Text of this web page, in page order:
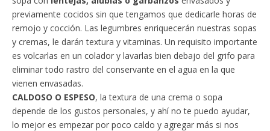
previamente cocidos sin que tengamos que dedicarle horas de
remojo y cocción. Las legumbres enriquecerán nuestras sopas
y cremas, le darán textura y vitaminas. Un requisito importante
es volcarlas en un colador y lavarlas bien debajo del grifo para
eliminar todo rastro del conservante en el agua en la que
vienen envasadas.
CALDOSO O ESPESO, la textura de una crema o sopa
depende de los gustos personales, y ahí no te puedo ayudar,
lo mejor es empezar por poco caldo y agregar más si nos